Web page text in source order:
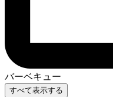
バーベキュー
すべて表示する